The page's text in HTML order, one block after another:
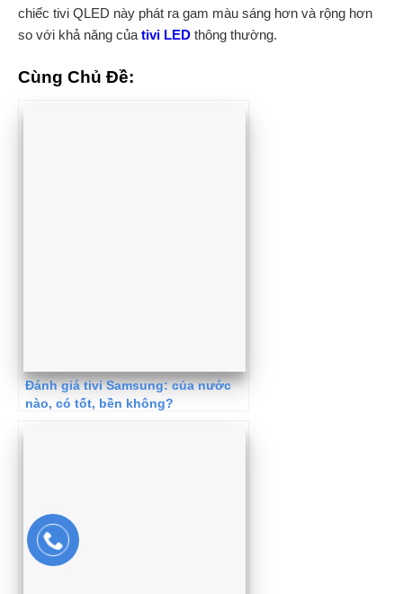
chiếc tivi QLED này phát ra gam màu sáng hơn và rộng hơn
so với khả năng củativi LED thông thường.
Cùng Chủ Đề:
Đánh giá tivi Samsung: của nước
nào, có tốt, bền không?